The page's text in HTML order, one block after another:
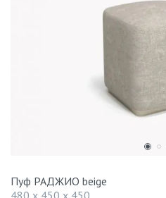
Пуф РАДЖИО beige
480 x 450 x 450